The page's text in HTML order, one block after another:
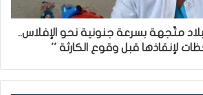
متّجهة بسرعة جنونية نحو الإفلاس..
لإنقاذها قبل وقوع الكارثة ''